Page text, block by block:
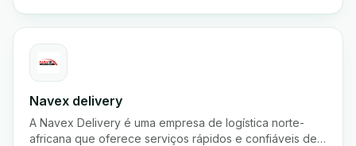
Navex delivery
A Navex Delivery é uma empresa de logística norte-
africana que oferece serviços rápidos e confiáveis de